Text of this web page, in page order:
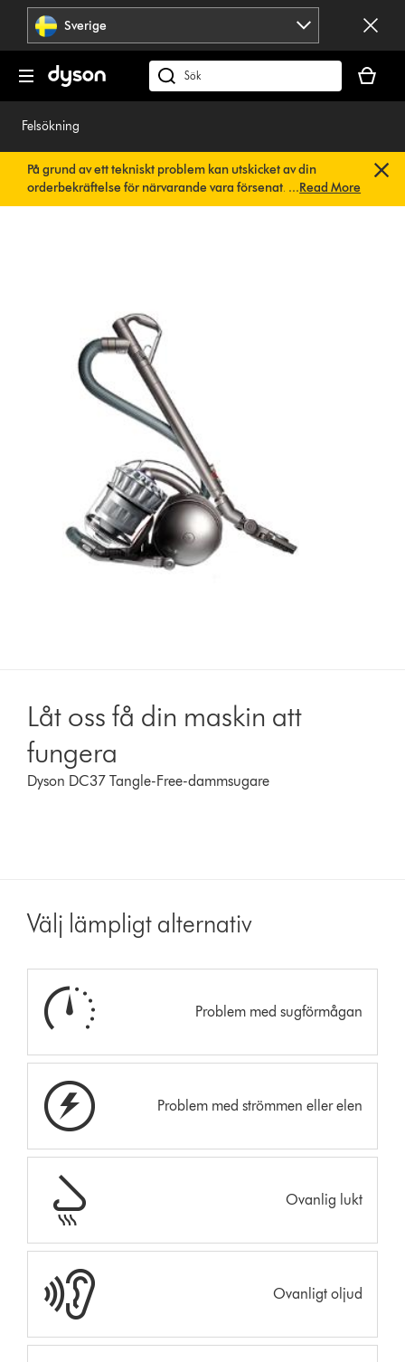
Hoppa
navigering
Sverige
Sök
på
är
tom
Felsökning
På grund av ett tekniskt problem kan utskicket av din
orderbekräftelse för närvarande vara försenat. Vi arbetar
redan på en snabb lösning.Du behöver inte göra någonting.
...Read More
Låt oss få din maskin att
fungera
Dyson DC37 Tangle-Free-dammsugare
Välj lämpligt alternativ
Problem med sugförmågan
Problem med strömmen eller elen
Ovanlig lukt
Ovanligt oljud